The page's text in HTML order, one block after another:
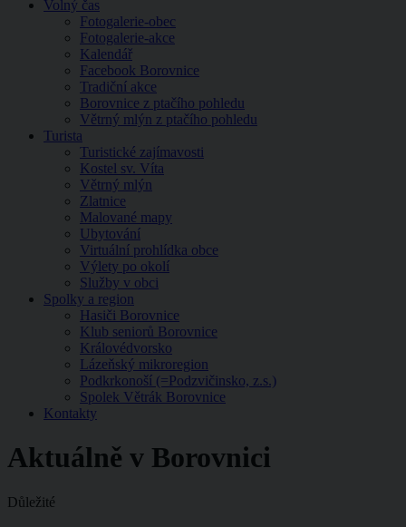
Volný čas
Fotogalerie-obec
Fotogalerie-akce
Kalendář
Facebook Borovnice
Tradiční akce
Borovnice z ptačího pohledu
Větrný mlýn z ptačího pohledu
Turista
Turistické zajímavosti
Kostel sv. Víta
Větrný mlýn
Zlatnice
Malované mapy
Ubytování
Virtuální prohlídka obce
Výlety po okolí
Služby v obci
Spolky a region
Hasiči Borovnice
Klub seniorů Borovnice
Královédvorsko
Lázeňský mikroregion
Podkrkonoší (=Podzvičinsko, z.s.)
Spolek Větrák Borovnice
Kontakty
Aktuálně v Borovnici
Důležité